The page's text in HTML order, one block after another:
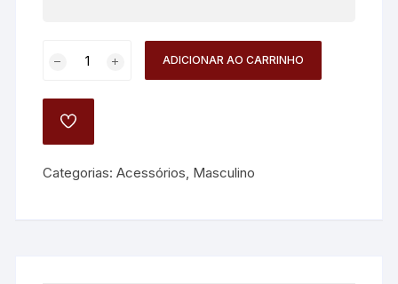
Quartz
Masculino
ADICIONAR AO CARRINHO
ADD
Categorias:Acessórios, Masculino